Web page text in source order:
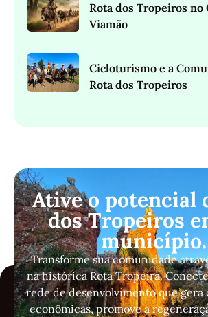
Rota dos Tropeiros no
Viamão
Cicloturismo e a
Rota dos Tropeiros
Ative o potencial
dos Tropeiros
município.
Transforme sua comunidade
na histórica Rota Tropeira.
rede de desenvolvimento que
econômicas, promove a